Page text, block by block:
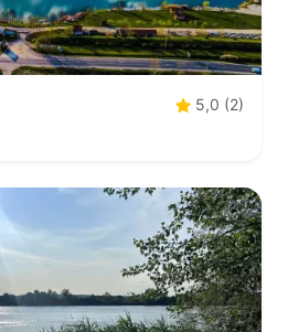
5,0 (2)